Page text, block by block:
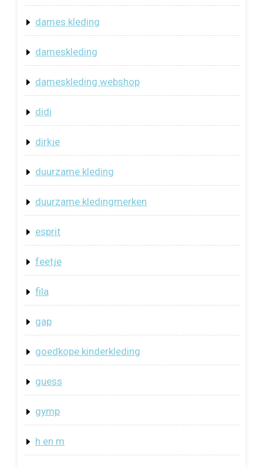
dames kleding
dameskleding
dameskleding webshop
didi
dirkje
duurzame kleding
duurzame kledingmerken
esprit
feetje
fila
gap
goedkope kinderkleding
guess
gymp
h en m